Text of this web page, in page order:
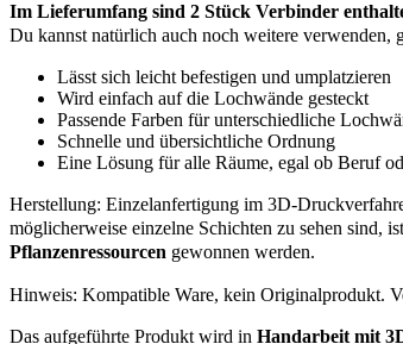
Im Lieferumfang sind 2 Stück Verbinder
Du kannst natürlich auch noch weitere verwenden,
Lässt sich leicht befestigen und umplatzieren
Wird einfach auf die Lochwände gesteckt
Passende Farben für unterschiedliche
Schnelle und übersichtliche Ordnung
Eine Lösung für alle Räume, egal ob Beruf
Herstellung: Einzelanfertigung im 3D-
möglicherweise einzelne Schichten zu sehen sind,
Pflanzenressourcen gewonnen werden.
Hinweis: Kompatible Ware, kein Originalprodukt.
Das aufgeführte Produkt wird in Handarbeit mit